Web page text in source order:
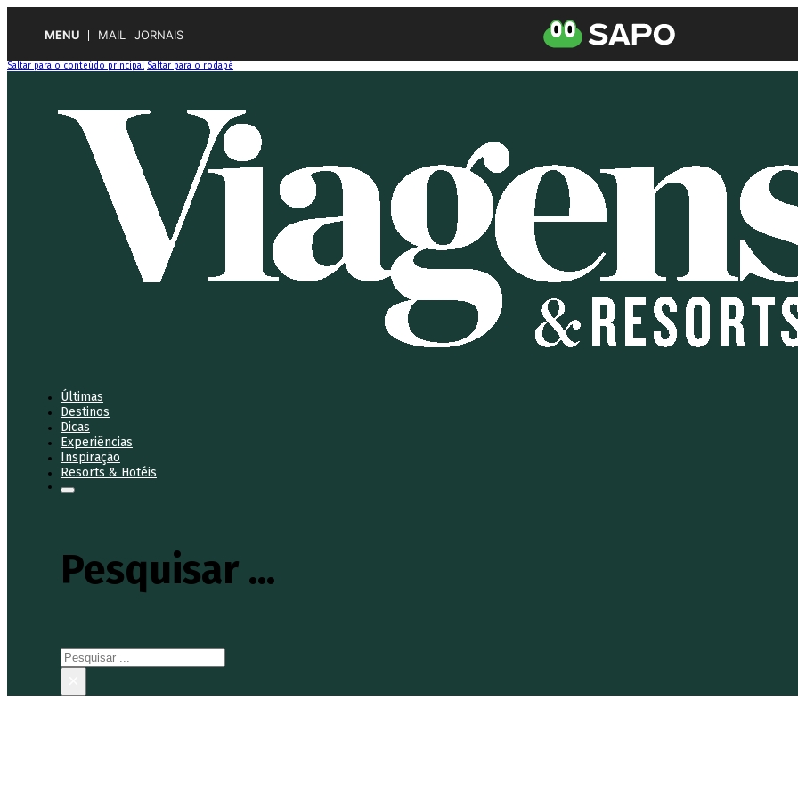
MENU MAIL JORNAIS
Saltar para o conteúdo principal Saltar para o rodapé
Últimas
Destinos
Dicas
Experiências
Inspiração
Resorts & Hotéis
Pesquisar ...
Pesquisar